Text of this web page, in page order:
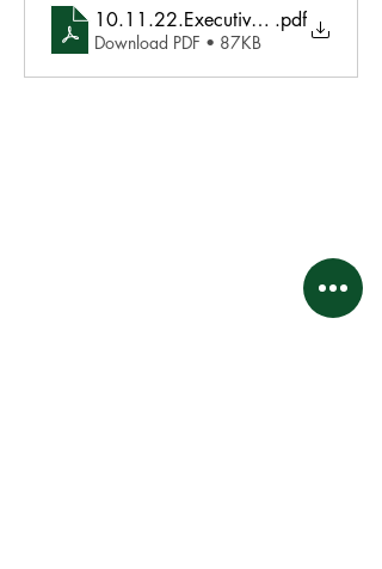
10.11.22.Executive.agenda
.pdf
Download PDF • 87KB